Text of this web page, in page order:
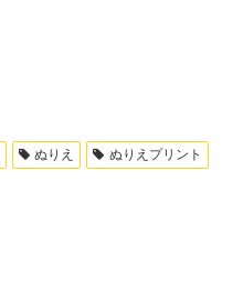
ぬりえ ぬりえプリント